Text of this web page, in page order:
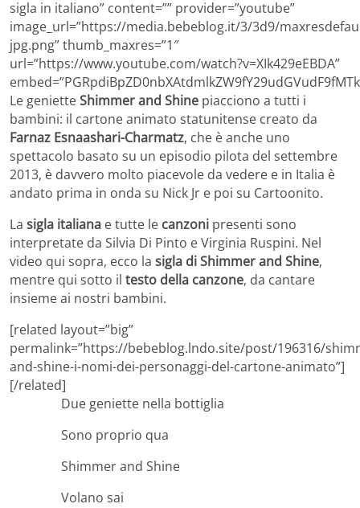
sigla in italiano” content=”” provider=”youtube”
image_url=”https://media.bebeblog.it/3/3d9/
jpg.png” thumb_maxres=”1″
url=”https://www.youtube.com/watch?v=XIk429eEBDA”
Le genietteShimmer and Shine piacciono a tutti i
bambini: il cartone animato statunitense creato da
Farnaz Esnaashari-Charmatz, che è anche uno
spettacolo basato su un episodio pilota del settembre
2013, è davvero molto piacevole da vedere e in Italia è
andato prima in onda su Nick Jr e poi su Cartoonito.
La sigla italiana e tutte le canzoni presenti sono
interpretate da Silvia Di Pinto e Virginia Ruspini. Nel
video qui sopra, ecco la sigla di Shimmer and Shine,
mentre qui sotto il testo della canzone, da cantare
insieme ai nostri bambini.
[related layout=”big”
permalink=”https://bebeblog.lndo.site/post/196316/
and-shine-i-nomi-dei-personaggi-del-cartone-animato”]
[/related]
Due geniette nella bottiglia
Sono proprio qua
Shimmer and Shine
Volano sai